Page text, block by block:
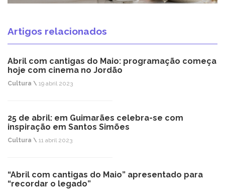
Artigos relacionados
Abril com cantigas do Maio: programação começa
hoje com cinema no Jordão
Cultura \ 19 abril 2023
25 de abril: em Guimarães celebra-se com
inspiração em Santos Simões
Cultura \ 11 abril 2023
“Abril com cantigas do Maio” apresentado para
“recordar o legado”